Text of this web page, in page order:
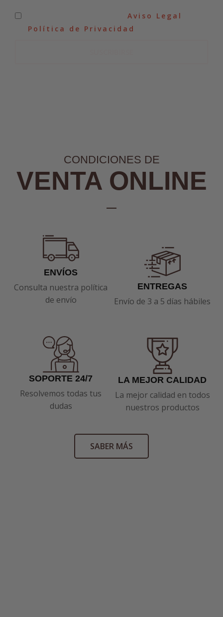
Aviso Legal
Política de Privacidad
CONDICIONES DE
VENTA ONLINE
ENVÍOS
Consulta nuestra política
de envío
SOPORTE 24/7
Resolvemos todas tus
dudas
ENTREGAS
Envío de 3 a 5 días hábiles
LA MEJOR CALIDAD
La mejor calidad en todos
nuestros productos
SABER MÁS